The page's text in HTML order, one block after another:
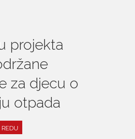
projekta
za djecu o
otpada
REDU